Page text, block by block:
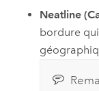
Neatline
bordure